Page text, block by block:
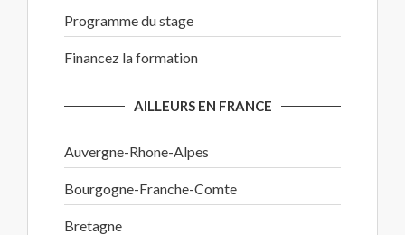
Programme du stage
Financez la formation
AILLEURS EN FRANCE
Auvergne-Rhone-Alpes
Bourgogne-Franche-Comte
Bretagne